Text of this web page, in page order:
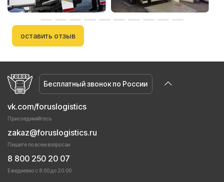
оставить отзыв
Бесплатный звонок по России
vk.com/foruslogistics
Присоединяйтесь
zakaz@foruslogistics.ru
Пишите по всем вопросаи
8 800 250 20 07
Ежедневно с 8:00 до 20:00